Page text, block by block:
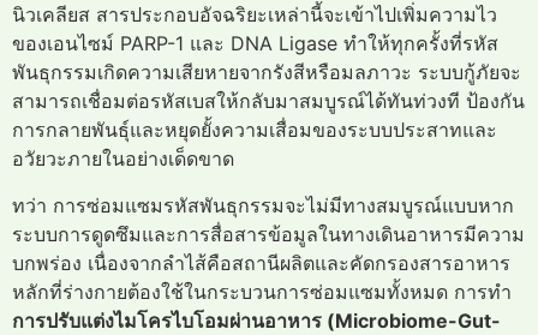
นิวเคลียส สารประกอบอัจฉริยะเหล่านี้จะเข้าไปเพิ่มความไว
ของเอนไซม์ PARP-1 และ DNA Ligase ทำให้ทุกครั้งที่รหัส
พันธุกรรมเกิดความเสียหายจากรังสีหรือมลภาวะ ระบบกู้ภัยจะ
สามารถเชื่อมต่อรหัสเบสให้กลับมาสมบูรณ์ได้ทันท่วงที ป้องกัน
การกลายพันธุ์และหยุดยั้งความเสื่อมของระบบประสาทและ
อวัยวะภายในอย่างเด็ดขาด
ทว่า การซ่อมแซมรหัสพันธุกรรมจะไม่มีทางสมบูรณ์แบบหาก
ระบบการดูดซึมและการสื่อสารข้อมูลในทางเดินอาหารมีความ
บกพร่อง เนื่องจากลำไส้คือสถานีผลิตและคัดกรองสารอาหาร
หลักที่ร่างกายต้องใช้ในกระบวนการซ่อมแซมทั้งหมด การทำ
การปรับแต่งไมโครไบโอมผ่านอาหาร (Microbiome-Gut-